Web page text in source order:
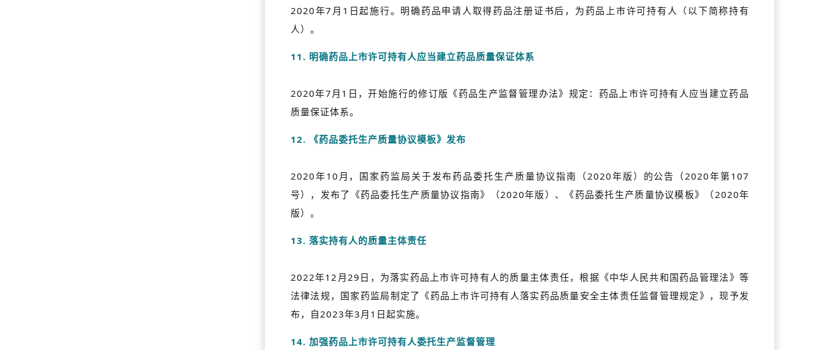
2020年7月1日起施行。明确药品申请人取得药品注册证书后，为药品上市许可持有人（以下简称持有
人）。
11. 明确药品上市许可持有人应当建立药品质量保证体系
2020年7月1日，开始施行的修订版《药品生产监督管理办法》规定：药品上市许可持有人应当建立药品
质量保证体系。
12. 《药品委托生产质量协议模板》发布
2020年10月，国家药监局关于发布药品委托生产质量协议指南（2020年版）的公告（2020年第107
号），发布了《药品委托生产质量协议指南》（2020年版）、《药品委托生产质量协议模板》（2020年
版）。
13. 落实持有人的质量主体责任
2022年12月29日，为落实药品上市许可持有人的质量主体责任，根据《中华人民共和国药品管理法》等
法律法规，国家药监局制定了《药品上市许可持有人落实药品质量安全主体责任监督管理规定》，现予发
布，自2023年3月1日起实施。
14. 加强药品上市许可持有人委托生产监督管理